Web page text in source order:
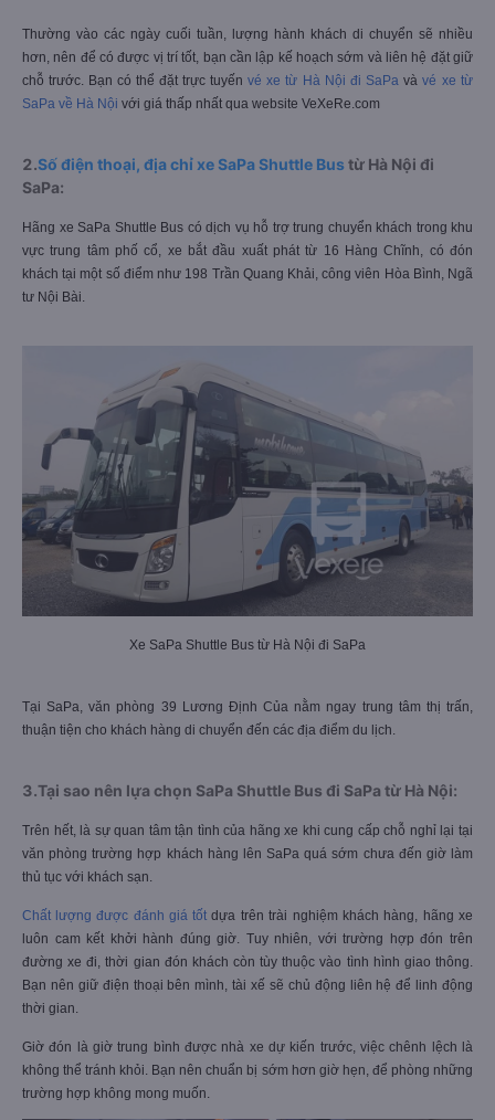
Thường vào các ngày cuối tuần, lượng hành khách di chuyển sẽ nhiều
hơn, nên để có được vị trí tốt, bạn cần lập kế hoạch sớm và liên hệ đặt giữ
chỗ trước. Bạn có thể đặt trực tuyến vé xe từ Hà Nội đi SaPa và vé xe từ
SaPa về Hà Nội với giá thấp nhất qua website VeXeRe.com
2.Số điện thoại, địa chỉ xe SaPa Shuttle Bustừ Hà Nội đi
SaPa:
Hãng xe SaPa Shuttle Bus có dịch vụ hỗ trợ trung chuyển khách trong khu
vực trung tâm phố cổ, xe bắt đầu xuất phát từ 16 Hàng Chĩnh, có đón
khách tại một số điểm như 198 Trần Quang Khải, công viên Hòa Bình, Ngã
tư Nội Bài.
Xe SaPa Shuttle Bus từ Hà Nội đi SaPa
Tại SaPa, văn phòng 39 Lương Định Của nằm ngay trung tâm thị trấn,
thuận tiện cho khách hàng di chuyển đến các địa điểm du lịch.
3.Tại sao nên lựa chọn SaPa Shuttle Bus đi SaPa từ Hà Nội:
Trên hết, là sự quan tâm tận tình của hãng xe khi cung cấp chỗ nghỉ lại tại
văn phòng trường hợp khách hàng lên SaPa quá sớm chưa đến giờ làm
thủ tục với khách sạn.
Chất lượng được đánh giá tốt dựa trên trài nghiệm khách hàng, hãng xe
luôn cam kết khởi hành đúng giờ. Tuy nhiên, với trường hợp đón trên
đường xe đi, thời gian đón khách còn tùy thuộc vào tình hình giao thông.
Bạn nên giữ điện thoại bên mình, tài xế sẽ chủ động liên hệ để linh động
thời gian.
Giờ đón là giờ trung bình được nhà xe dự kiến trước, việc chênh lệch là
không thể tránh khỏi. Bạn nên chuẩn bị sớm hơn giờ hẹn, để phòng những
trường hợp không mong muốn.